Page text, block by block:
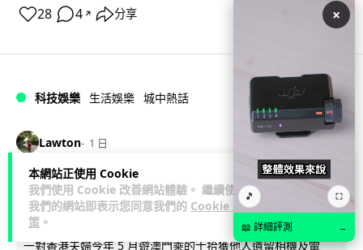
本網站正使用 Cookie
我們使用 Cookie 改善網站體驗。 繼續使用
我們的網站即表示您同意我們的 Cookie 政
策 。
28 4 ↗ 分享
科技娛樂 生活娛樂 城中熱話
Lawton 1 日
港夫婦澳門的士拾相機 據為己有被的士
Cam 睇到 2 個月後再入境被捕
一對香港夫婦今年 5 月遊澳門乘的士拾獲他人遺留相機及電
×
🎵 ⛶
📖 詳細評測 →